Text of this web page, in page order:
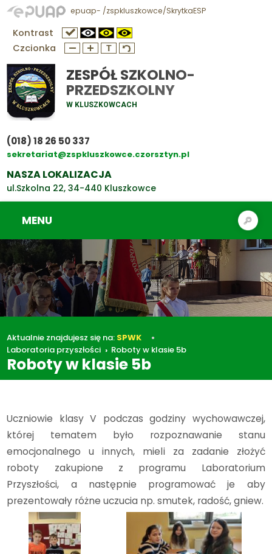
epuap- /zspkluszkowce/SkrytkaESP
Kontrast
Czcionka
ZESPÓŁ SZKOLNO-
PRZEDSZKOLNY
W KLUSZKOWCACH
(018) 18 26 50 337
sekretariat@zspkluszkowce.czorsztyn.pl
NASZA LOKALIZACJA
ul.Szkolna 22, 34-440 Kluszkowce
Aktualnie znajdujesz się na: SPWK
Laboratoria przyszłości
Roboty w klasie 5b
Roboty w klasie 5b
MENU
Uczniowie klasy V podczas godziny wychowawczej,
której tematem było rozpoznawanie stanu
emocjonalnego u innych, mieli za zadanie złożyć
roboty zakupione z programu Laboratorium
Przyszłości, a następnie programować je aby
prezentowały różne uczucia np. smutek, radość, gniew.